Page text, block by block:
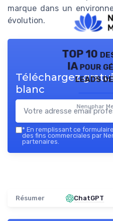
marque dans un
évolution.
TOP 10
IA pour
leads
Nenuphar
Téléchargez
blanc
* En remplissant ce
des fins commerciales par
partenaires.
Résumer ChatGPT